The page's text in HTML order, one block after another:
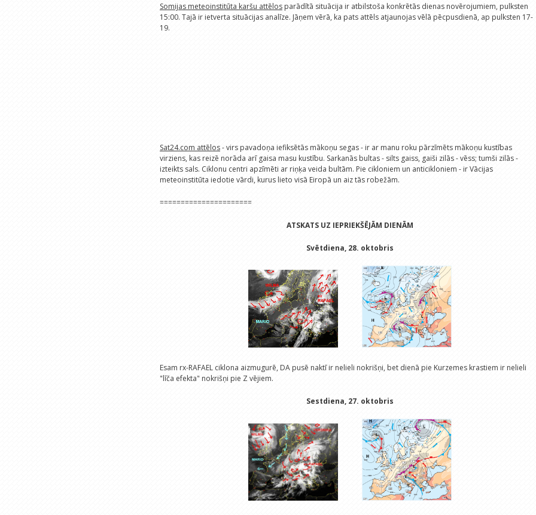
Somijas meteoinstitūta karšu attēlosparādītā situācija ir atbilstoša konkrētās dienas novērojumiem, pulksten
15:00. Tajā ir ietverta situācijas analīze. Jāņem vērā, ka pats attēls atjaunojas vēlā pēcpusdienā, ap pulksten 17-
19.
Sat24.com attēlos- virs pavadoņa iefiksētās mākoņu segas - ir ar manu roku pārzīmēts mākoņu kustības
virziens, kas reizē norāda arī gaisa masu kustību. Sarkanās bultas - silts gaiss, gaiši zilās - vēss; tumši zilās -
izteikts sals. Ciklonu centri apzīmēti ar riņķa veida bultām. Pie cikloniem un anticikloniem - ir Vācijas
meteoinstitūta iedotie vārdi, kurus lieto visā Eiropā un aiz tās robežām.
======================
ATSKATS UZ IEPRIEKŠĒJĀM DIENĀM
Svētdiena, 28. oktobris
Esam rx-RAFAEL ciklona aizmugurē, DA pusē naktī ir nelieli nokrišņi, bet dienā pie Kurzemes krastiem ir nelieli
"līča efekta" nokrišņi pie Z vējiem.
Sestdiena, 27. oktobris